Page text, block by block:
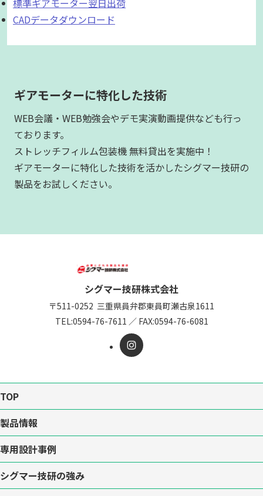
標準ギアモーター翌日出荷
CADデータダウンロード
ギアモーターに特化した技術
WEB会議・WEB勉強会やデモ実演動画提供なども行っ
ております。
ストレッチフィルム包装機 無料貸出を実施中！
ギアモーターに特化した技術を活かしたシグマー技研の
製品をお試しください。
シグマー技研株式会社
〒511-0252 三重県員弁郡東員町瀬古泉1611
TEL:0594-76-7611 ／ FAX:0594-76-6081
TOP
製品情報
専用設計事例
シグマー技研の強み